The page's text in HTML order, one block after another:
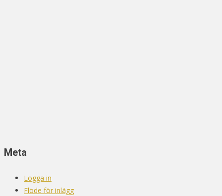
Meta
Logga in
Flöde för inlägg